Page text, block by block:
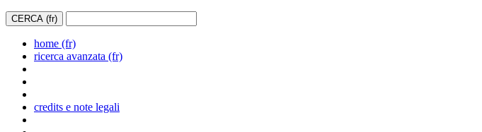
home (fr)
ricerca avanzata (fr)
credits e note legali